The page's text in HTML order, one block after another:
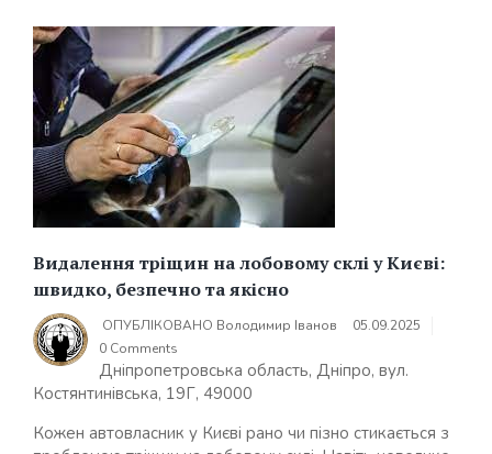
Видалення тріщин на лобовому склі у Києві:
швидко, безпечно та якісно
ОПУБЛІКОВАНО Володимир Іванов
05.09.2025
0 Comments
Дніпропетровська область, Дніпро, вул.
Костянтинівська, 19Г, 49000
Кожен автовласник у Києві рано чи пізно стикається з